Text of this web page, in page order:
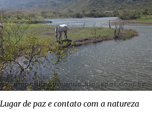
Lugar de paz e contato com a natureza